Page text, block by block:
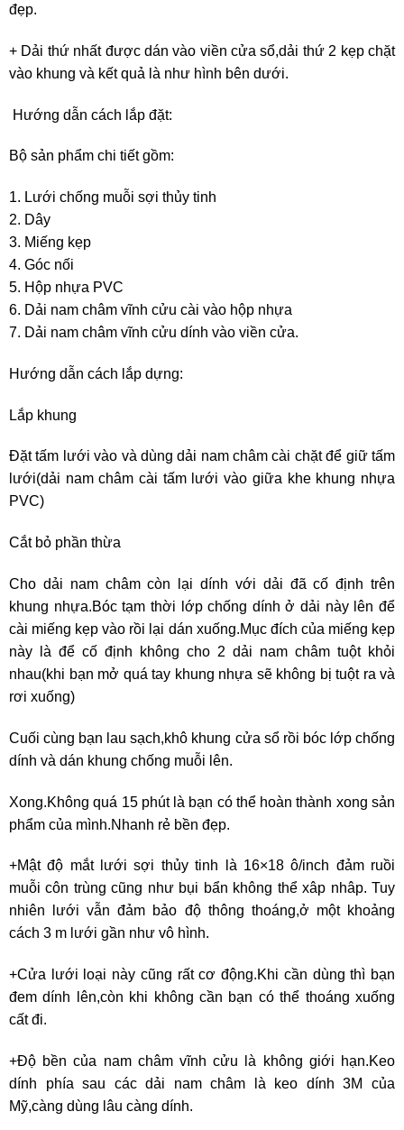
đẹp.
+ Dải thứ nhất được dán vào viền cửa sổ,dải thứ 2 kẹp chặt
vào khung và kết quả là như hình bên dưới.
Hướng dẫn cách lắp đặt:
Bộ sản phẩm chi tiết gồm:
1. Lưới chống muỗi sợi thủy tinh
2. Dây
3. Miếng kẹp
4. Góc nối
5. Hộp nhựa PVC
6. Dải nam châm vĩnh cửu cài vào hộp nhựa
7. Dải nam châm vĩnh cửu dính vào viền cửa.
Hướng dẫn cách lắp dựng:
Lắp khung
Đặt tấm lưới vào và dùng dải nam châm cài chặt để giữ tấm
lưới(dải nam châm cài tấm lưới vào giữa khe khung nhựa
PVC)
Cắt bỏ phần thừa
Cho dải nam châm còn lại dính với dải đã cố định trên
khung nhựa.Bóc tạm thời lớp chống dính ở dải này lên để
cài miếng kẹp vào rồi lại dán xuống.Mục đích của miếng kẹp
này là để cố định không cho 2 dải nam châm tuột khỏi
nhau(khi bạn mở quá tay khung nhựa sẽ không bị tuột ra và
rơi xuống)
Cuối cùng bạn lau sạch,khô khung cửa sổ rồi bóc lớp chống
dính và dán khung chống muỗi lên.
Xong.Không quá 15 phút là bạn có thể hoàn thành xong sản
phẩm của mình.Nhanh rẻ bền đẹp.
+Mật độ mắt lưới sợi thủy tinh là 16×18 ô/inch đảm ruồi
muỗi côn trùng cũng như bụi bẩn không thể xâp nhâp. Tuy
nhiên lưới vẫn đảm bảo độ thông thoáng,ở một khoảng
cách 3 m lưới gần như vô hình.
+Cửa lưới loại này cũng rất cơ động.Khi cần dùng thì bạn
đem dính lên,còn khi không cần bạn có thể thoáng xuống
cất đi.
+Độ bền của nam châm vĩnh cửu là không giới hạn.Keo
dính phía sau các dải nam châm là keo dính 3M của
Mỹ,càng dùng lâu càng dính.